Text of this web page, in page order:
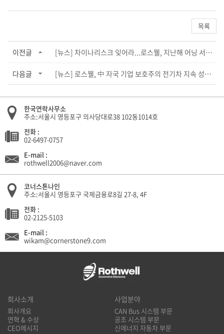
목록
이전글 [뉴스] 차이나리스크 잊어라...로스웰, 지난해 어닝 서프라이즈 달성
다음글 [뉴스] 로스웰, 中 자국 기업 보호주의 전기차 지속 성장-토러스
한국연락사무소
주소:서울시 영등포구 의사당대로38 102동1014호
전화 :
02-6497-0757
E-mail :
rothwell2006@naver.com
코너스톤나인
주소:서울시 영등포구 국제금융로8길 27-8, 4F
전화 :
02-2125-5103
E-mail :
wikam@cornerstone9.com
회사소개
회사개요
연혁 & 수상
CEO메시지
사업분야
CAN Bus 시스템 부문
공조 시스템 부문
신에너지 자동차 부문